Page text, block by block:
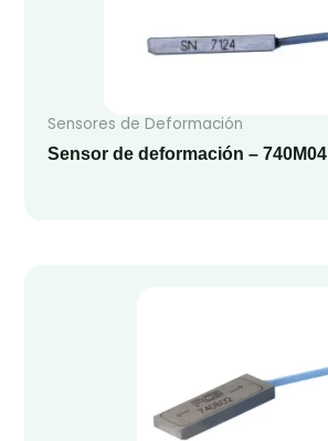
Sensores de Deformación
Sensor de deformación – 740M04